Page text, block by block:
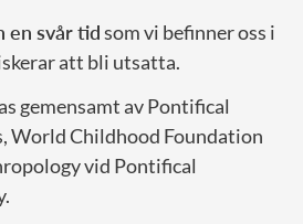
en svår tidsom vi befinner oss i
att bli utsatta.
gemensamt av Pontifical
World Childhood Foundation
vid Pontifical